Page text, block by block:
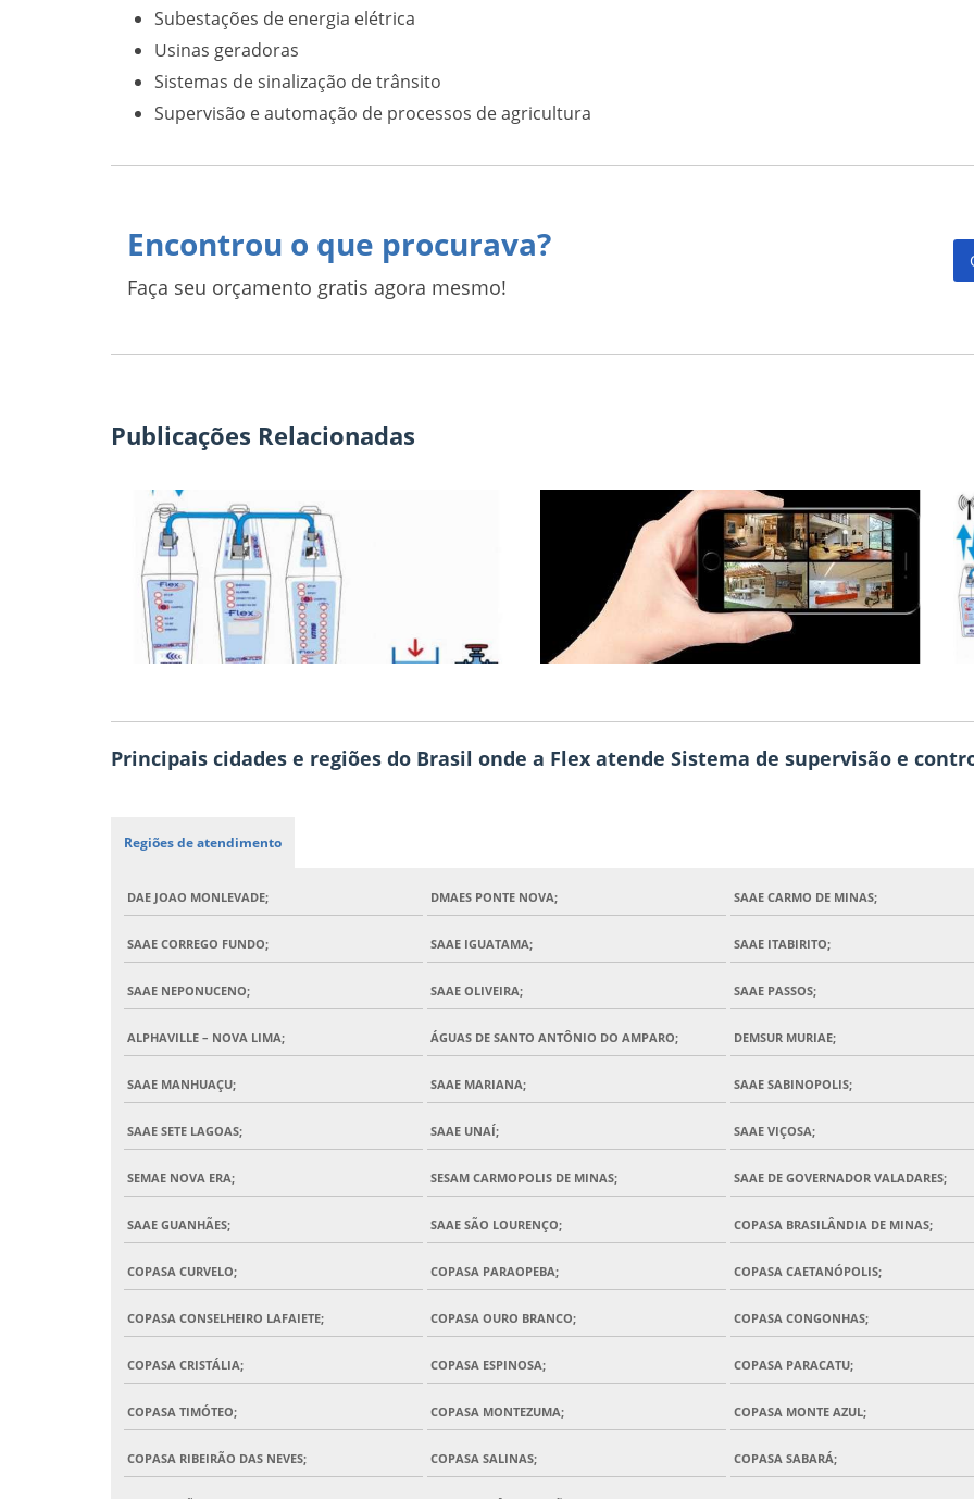
Subestações de energia elétrica
Usinas geradoras
Sistemas de sinalização de trânsito
Supervisão e automação de processos de agricultura
Encontrou o que procurava?
Faça seu orçamento gratis agora mesmo!
Publicações Relacionadas
Principais cidades e regiões do Brasil onde a Flex atende Sistema de supervisão e
Regiões de atendimento
DAE JOAO MONLEVADE; DMAES PONTE NOVA; SAAE CARMO DE MINAS;
SAAE CORREGO FUNDO; SAAE IGUATAMA; SAAE ITABIRITO;
SAAE NEPONUCENO; SAAE OLIVEIRA; SAAE PASSOS;
ALPHAVILLE – NOVA LIMA; ÁGUAS DE SANTO ANTÔNIO DO AMPARO; DEMSUR MURIAE;
SAAE MANHUAÇU; SAAE MARIANA; SAAE SABINOPOLIS;
SAAE SETE LAGOAS; SAAE UNAÍ; SAAE VIÇOSA;
SEMAE NOVA ERA; SESAM CARMOPOLIS DE MINAS; SAAE DE GOVERNADOR VALADARES;
SAAE GUANHÃES; SAAE SÃO LOURENÇO; COPASA BRASILÂNDIA DE MINAS;
COPASA CURVELO; COPASA PARAOPEBA; COPASA CAETANÓPOLIS;
COPASA CONSELHEIRO LAFAIETE; COPASA OURO BRANCO; COPASA CONGONHAS;
COPASA CRISTÁLIA; COPASA ESPINOSA; COPASA PARACATU;
COPASA TIMÓTEO; COPASA MONTEZUMA; COPASA MONTE AZUL;
COPASA RIBEIRÃO DAS NEVES; COPASA SALINAS; COPASA SABARÁ;